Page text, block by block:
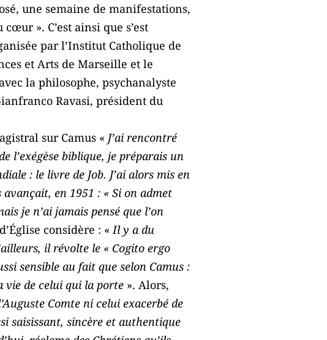
une semaine de manifestations,
». C’est ainsi que s’est
par l’Institut Catholique de
et Arts de Marseille et le
la philosophe, psychanalyste
Ravasi, président du
sur Camus « J’ai rencontré
l’exégèse biblique, je préparais un
: le livre de Job. J’ai alors mis en
en 1951 : « Si on admet
je n’ai jamais pensé que l’on
considère : « Il y a du
il révolte le « Cogito ergo
sensible au fait que selon Camus :
vie de celui qui la porte ». Alors,
Comte ni celui exacerbé de
saisissant, sincère et authentique